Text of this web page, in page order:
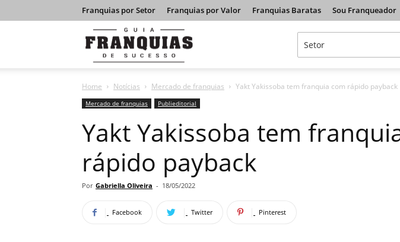
Franquias por Setor Franquias por Valor Franquias Baratas Sou Franqueador
Franquias
de
Sucesso
Home Notícias Mercado de franquias Yakt Yakissoba tem franquia com rápido payback
Mercado de franquias Publieditorial
Yakt Yakissoba tem
rápido payback
Por Gabriella Oliveira - 18/05/2022
Facebook Twitter Pinterest